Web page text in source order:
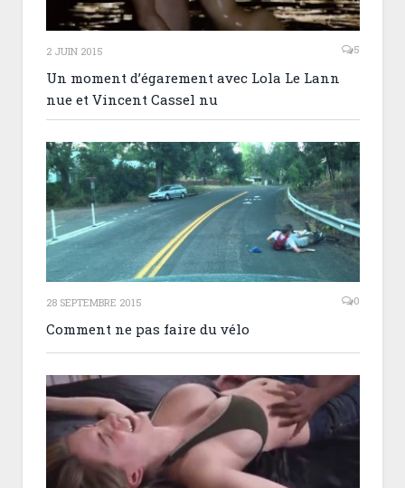
2 JUIN 2015 5
Un moment d’égarement avec Lola Le Lann
nue et Vincent Cassel nu
28 SEPTEMBRE 2015 0
Comment ne pas faire du vélo